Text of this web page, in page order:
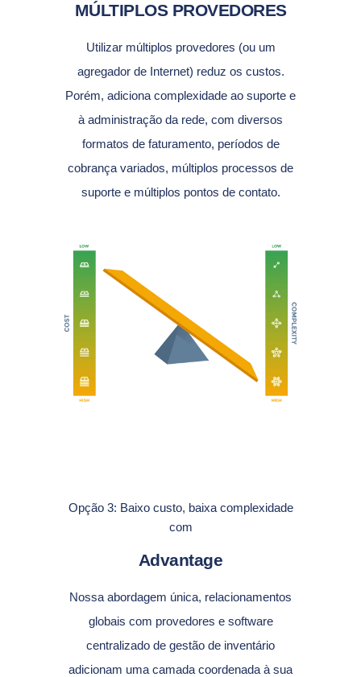
MÚLTIPLOS PROVEDORES
Utilizar múltiplos provedores (ou um
agregador de Internet) reduz os custos.
Porém, adiciona complexidade ao suporte e
à administração da rede, com diversos
formatos de faturamento, períodos de
cobrança variados, múltiplos processos de
suporte e múltiplos pontos de contato.
Opção 3: Baixo custo, baixa complexidade
com
Advantage
Nossa abordagem única, relacionamentos
globais com provedores e software
centralizado de gestão de inventário
adicionam uma camada coordenada à sua